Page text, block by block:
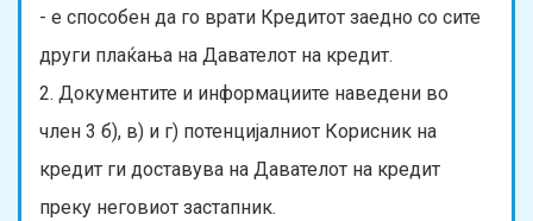
- е способен да го врати Кредитот заедно со сите
други плаќања на Давателот на кредит.
2. Документите и информациите наведени во
член 3 б), в) и г) потенцијалниот Корисник на
кредит ги доставува на Давателот на кредит
преку неговиот застапник.